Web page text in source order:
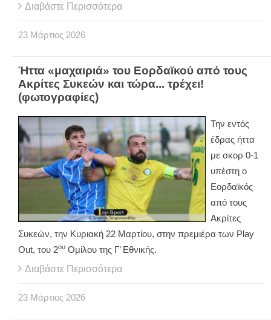
Διαβάστε Περισσότερα
23 Μάρτιος 2026
Ήττα «μαχαιριά» του Εορδαϊκού από τους
Ακρίτες Συκεών και τώρα... τρέχει!
(φωτογραφίες)
Την εντός
έδρας ήττα
με σκορ 0-1
υπέστη ο
Εορδαϊκός
από τους
Ακρίτες
Συκεών, την Κυριακή 22 Μαρτίου, στην πρεμιέρα των Play
Out, του 2ου Ομίλου της Γ’ Εθνικής.
Διαβάστε Περισσότερα
23 Μάρτιος 2026